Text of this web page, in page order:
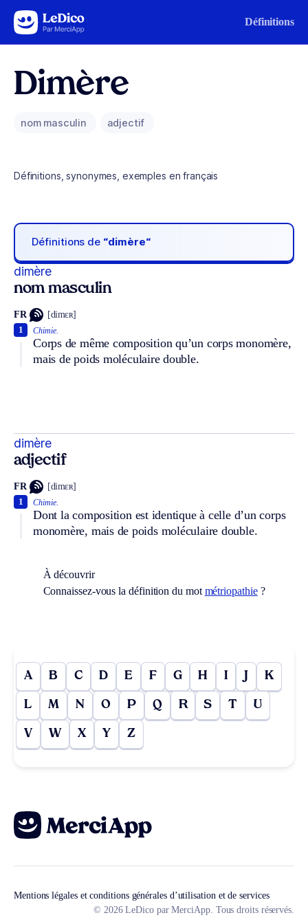
Aller au contenu Définitions
Dimère
nom masculin adjectif
Définitions, synonymes, exemples en français
Définitions de “dimère“
dimère
nom masculin
FR [dimɛʀ]
Chimie.
Corps de même composition qu’un corps monomère,
mais de poids moléculaire double.
1
dimère
adjectif
FR [dimɛʀ]
Chimie.
Dont la composition est identique à celle d’un corps
monomère, mais de poids moléculaire double.
1
À découvrir
Connaissez-vous la définition du mot métriopathie?
A B C D E F G H I J K
L M N O P Q R S T U
V W X Y Z
Mentions légales et conditions générales d’utilisation et de services
© 2026 LeDico par MerciApp. Tous droits réservés.